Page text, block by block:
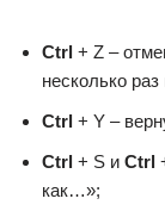
Ctrl + Z –
несколько
Ctrl + Y –
Ctrl + S и Ctrl
как…»;